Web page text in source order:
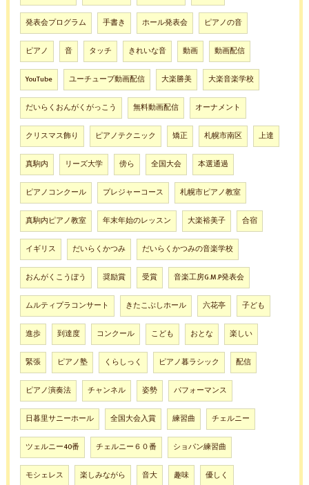
発表会プログラム 手書き ホール発表会 ピアノの音
ピアノ 音 タッチ きれいな音 動画 動画配信
YouTube ユーチューブ動画配信 大楽勝美 大楽音楽学校
だいらくおんがくがっこう 無料動画配信 オーナメント
クリスマス飾り ピアノテクニック 矯正 札幌市南区 上達
真駒内 リーズ大学 傍ら 全国大会 本選通過
ピアノコンクール プレジャーコース 札幌市ピアノ教室
真駒内ピアノ教室 年末年始のレッスン 大楽裕美子 合宿
イギリス だいらくかつみ だいらくかつみの音楽学校
おんがくこうぼう 奨励賞 受賞 音楽工房G.M.P発表会
ムルティプラコンサート きたこぶしホール 六花亭 子ども
進歩 到達度 コンクール こども おとな 楽しい
緊張 ピアノ塾 くらしっく ピアノ暮ラシック 配信
ピアノ演奏法 チャンネル 姿勢 パフォーマンス
日暮里サニーホール 全国大会入賞 練習曲 チェルニー
ツェルニー40番 チェルニー６０番 ショパン練習曲
モシェレス 楽しみながら 音大 趣味 優しく